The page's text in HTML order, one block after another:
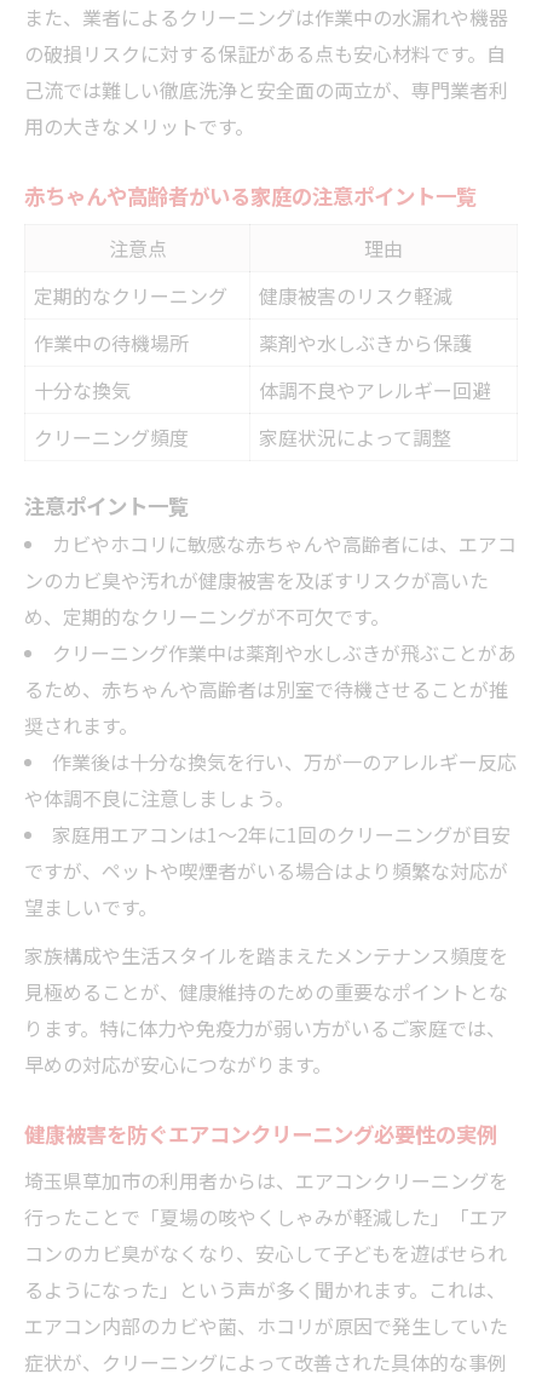
また、業者によるクリーニングは作業中の水漏れや機器
の破損リスクに対する保証がある点も安心材料です。自
己流では難しい徹底洗浄と安全面の両立が、専門業者利
用の大きなメリットです。
赤ちゃんや高齢者がいる家庭の注意ポイント一覧
注意点
理由
定期的なクリーニング
健康被害のリスク軽減
作業中の待機場所
薬剤や水しぶきから保護
十分な換気
体調不良やアレルギー回避
クリーニング頻度
家庭状況によって調整
注意ポイント一覧
カビやホコリに敏感な赤ちゃんや高齢者には、エアコ
ンのカビ臭や汚れが健康被害を及ぼすリスクが高いた
め、定期的なクリーニングが不可欠です。
クリーニング作業中は薬剤や水しぶきが飛ぶことがあ
るため、赤ちゃんや高齢者は別室で待機させることが推
奨されます。
作業後は十分な換気を行い、万が一のアレルギー反応
や体調不良に注意しましょう。
家庭用エアコンは1～2年に1回のクリーニングが目安
ですが、ペットや喫煙者がいる場合はより頻繁な対応が
望ましいです。
家族構成や生活スタイルを踏まえたメンテナンス頻度を
見極めることが、健康維持のための重要なポイントとな
ります。特に体力や免疫力が弱い方がいるご家庭では、
早めの対応が安心につながります。
健康被害を防ぐエアコンクリーニング必要性の実例
埼玉県草加市の利用者からは、エアコンクリーニングを
行ったことで「夏場の咳やくしゃみが軽減した」「エア
コンのカビ臭がなくなり、安心して子どもを遊ばせられ
るようになった」という声が多く聞かれます。これは、
エアコン内部のカビや菌、ホコリが原因で発生していた
症状が、クリーニングによって改善された具体的な事例